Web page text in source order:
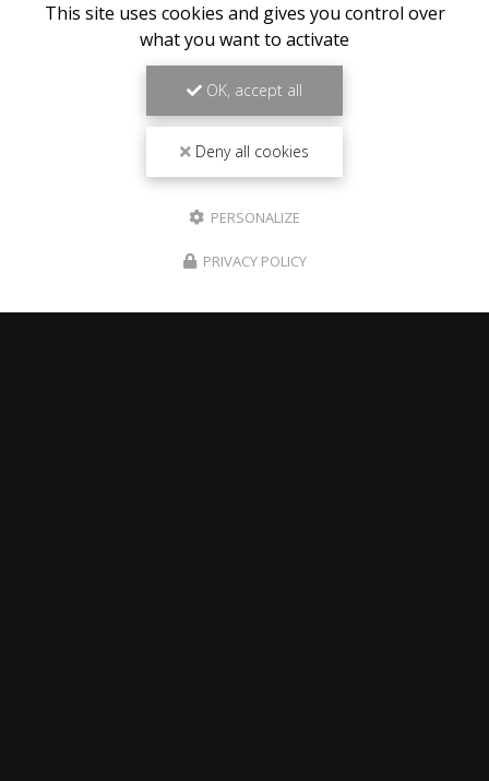
This site uses cookies and gives you control over
what you want to activate
OK, accept all
Deny all cookies
PERSONALIZE
PRIVACY POLICY